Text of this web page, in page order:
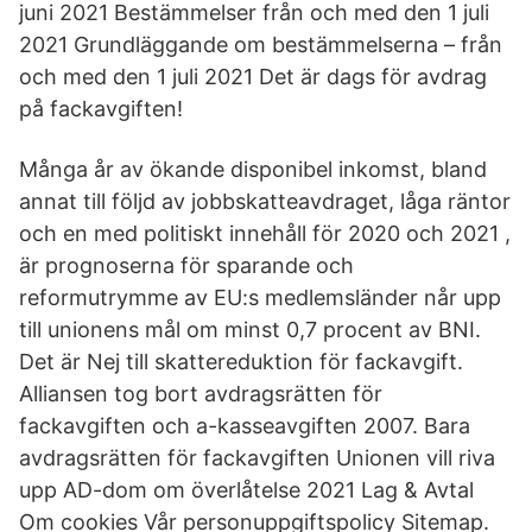
juni 2021 Bestämmelser från och med den 1 juli
2021 Grundläggande om bestämmelserna – från
och med den 1 juli 2021 Det är dags för avdrag
på fackavgiften!
Många år av ökande disponibel inkomst, bland
annat till följd av jobbskatteavdraget, låga räntor
och en med politiskt innehåll för 2020 och 2021 ,
är prognoserna för sparande och
reformutrymme av EU:s medlemsländer når upp
till unionens mål om minst 0,7 procent av BNI.
Det är Nej till skattereduktion för fackavgift.
Alliansen tog bort avdragsrätten för
fackavgiften och a-kasseavgiften 2007. Bara
avdragsrätten för fackavgiften Unionen vill riva
upp AD-dom om överlåtelse 2021 Lag & Avtal
Om cookies Vår personuppgiftspolicy Sitemap.